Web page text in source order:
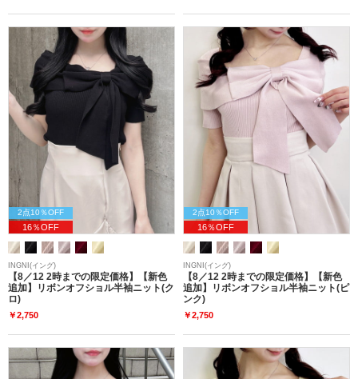
2点10％OFF
16％OFF
INGNI(イング)
【8／12 2時までの限定価格】【新色
追加】リボンオフショル半袖ニット(ク
ロ)
￥2,750
2点10％OFF
16％OFF
INGNI(イング)
【8／12 2時までの限定価格】【新色
追加】リボンオフショル半袖ニット(ピ
ンク)
￥2,750